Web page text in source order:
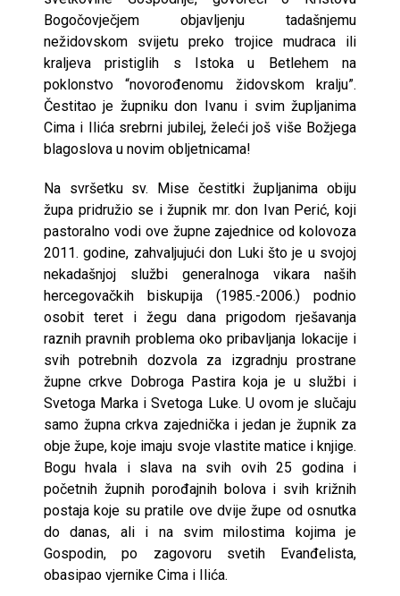
Bogočovječjem objavljenju tadašnjemu
nežidovskom svijetu preko trojice mudraca ili
kraljeva pristiglih s Istoka u Betlehem na
poklonstvo “novorođenomu židovskom kralju”.
Čestitao je župniku don Ivanu i svim župljanima
Cima i Ilića srebrni jubilej, želeći još više Božjega
blagoslova u novim obljetnicama!
Na svršetku sv. Mise čestitki župljanima obiju
župa pridružio se i župnik mr. don Ivan Perić, koji
pastoralno vodi ove župne zajednice od kolovoza
2011. godine, zahvaljujući don Luki što je u svojoj
nekadašnjoj službi generalnoga vikara naših
hercegovačkih biskupija (1985.-2006.) podnio
osobit teret i žegu dana prigodom rješavanja
raznih pravnih problema oko pribavljanja lokacije i
svih potrebnih dozvola za izgradnju prostrane
župne crkve Dobroga Pastira koja je u službi i
Svetoga Marka i Svetoga Luke. U ovom je slučaju
samo župna crkva zajednička i jedan je župnik za
obje župe, koje imaju svoje vlastite matice i knjige.
Bogu hvala i slava na svih ovih 25 godina i
početnih župnih porođajnih bolova i svih križnih
postaja koje su pratile ove dvije župe od osnutka
do danas, ali i na svim milostima kojima je
Gospodin, po zagovoru svetih Evanđelista,
obasipao vjernike Cima i Ilića.